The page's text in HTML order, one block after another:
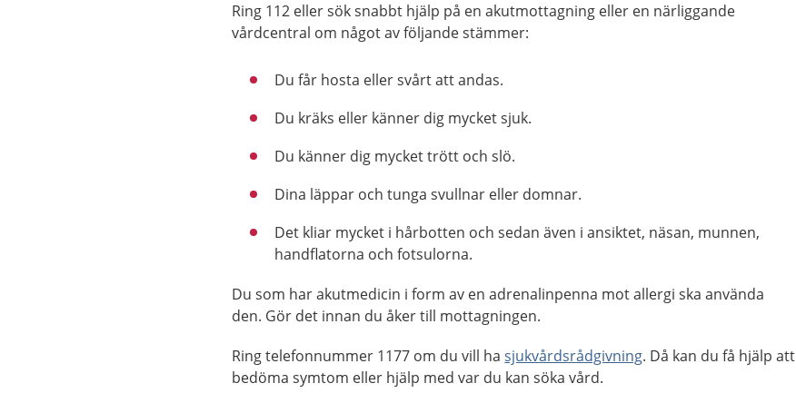
Ring 112 eller sök snabbt hjälp på en akutmottagning eller en närliggande
vårdcentral om något av följande stämmer:
Du får hosta eller svårt att andas.
Du kräks eller känner dig mycket sjuk.
Du känner dig mycket trött och slö.
Dina läppar och tunga svullnar eller domnar.
Det kliar mycket i hårbotten och sedan även i ansiktet, näsan, munnen,
handflatorna och fotsulorna.
Du som har akutmedicin i form av en adrenalinpenna mot allergi ska använda
den. Gör det innan du åker till mottagningen.
Ring telefonnummer 1177 om du vill hasjukvårdsrådgivning. Då kan du få hjälp att
bedöma symtom eller hjälp med var du kan söka vård.